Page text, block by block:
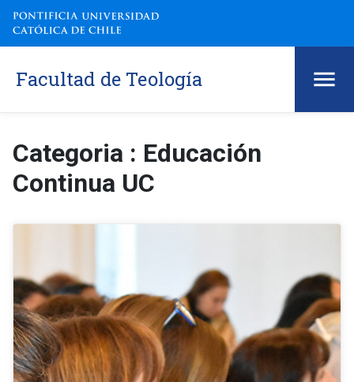
Facultad de Teología
Categoria : Educación
Continua UC